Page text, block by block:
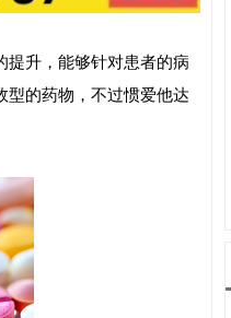
提升，能够针对患者的病
型的药物，不过惯爱他达